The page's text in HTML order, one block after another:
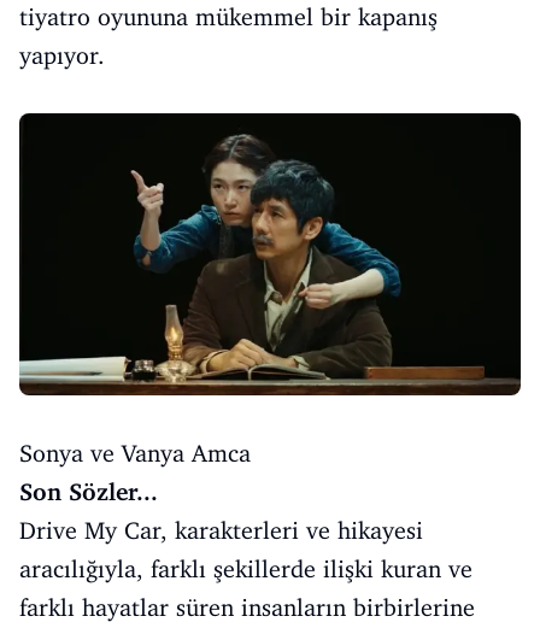
tiyatro oyununa mükemmel bir kapanış
yapıyor.
Sonya ve Vanya Amca
Son Sözler...
Drive My Car, karakterleri ve hikayesi
aracılığıyla, farklı şekillerde ilişki kuran ve
farklı hayatlar süren insanların birbirlerine